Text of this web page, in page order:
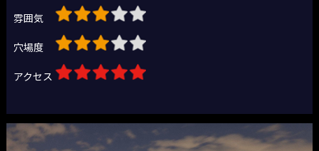
雰囲気
穴場度
アクセス